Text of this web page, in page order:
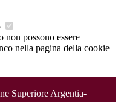
non possono essere
nella pagina della cookie
Superiore Argentia-